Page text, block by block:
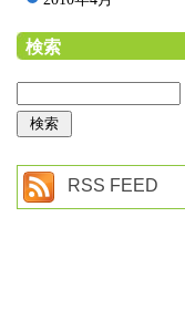
検索
RSS FEED